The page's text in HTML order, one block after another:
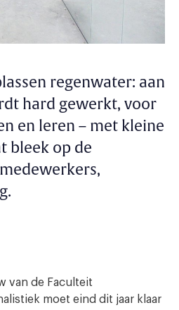
regenwater: aan
hard gewerkt, voor
en leren – met kleine
bleek op de
van de Faculteit
moet eind dit jaar klaar